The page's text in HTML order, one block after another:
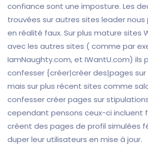
confiance sont une imposture. Les
trouvées sur autres sites leader nous
en réalité faux. Sur plus mature sites
avec les autres sites ( comme par
IamNaughty.com, et IWantU.com) ils
confesser {créer|créer des|pages sur
mais sur plus récent sites comme
confesser créer pages sur
cependant pensons ceux-ci incluent
créent des pages de profil simulées
duper leur utilisateurs en mise à jour.